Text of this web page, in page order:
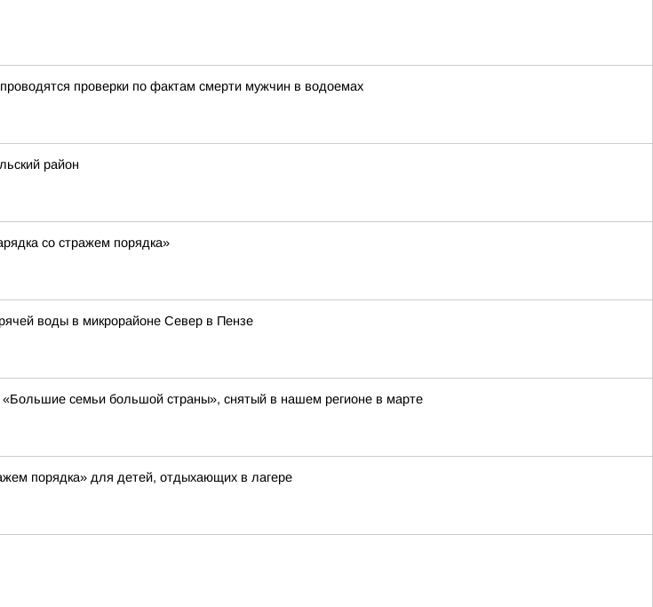
проверки по фактам смерти мужчин в водоемах
район
со стражем порядка»
воды в микрорайоне Север в Пензе
семьи большой страны», снятый в нашем регионе в марте
порядка» для детей, отдыхающих в лагере